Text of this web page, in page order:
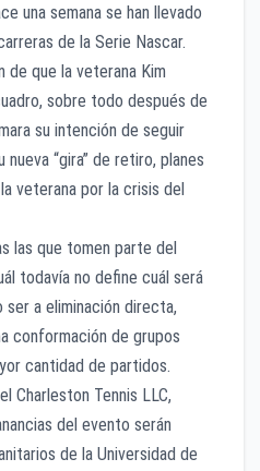
una semana se han llevado
de la Serie Nascar.
de que la veterana Kim
sobre todo después de
su intención de seguir
“gira” de retiro, planes
veterana por la crisis del
las que tomen parte del
todavía no define cuál será
a eliminación directa,
conformación de grupos
cantidad de partidos.
Charleston Tennis LLC,
del evento serán
de la Universidad de